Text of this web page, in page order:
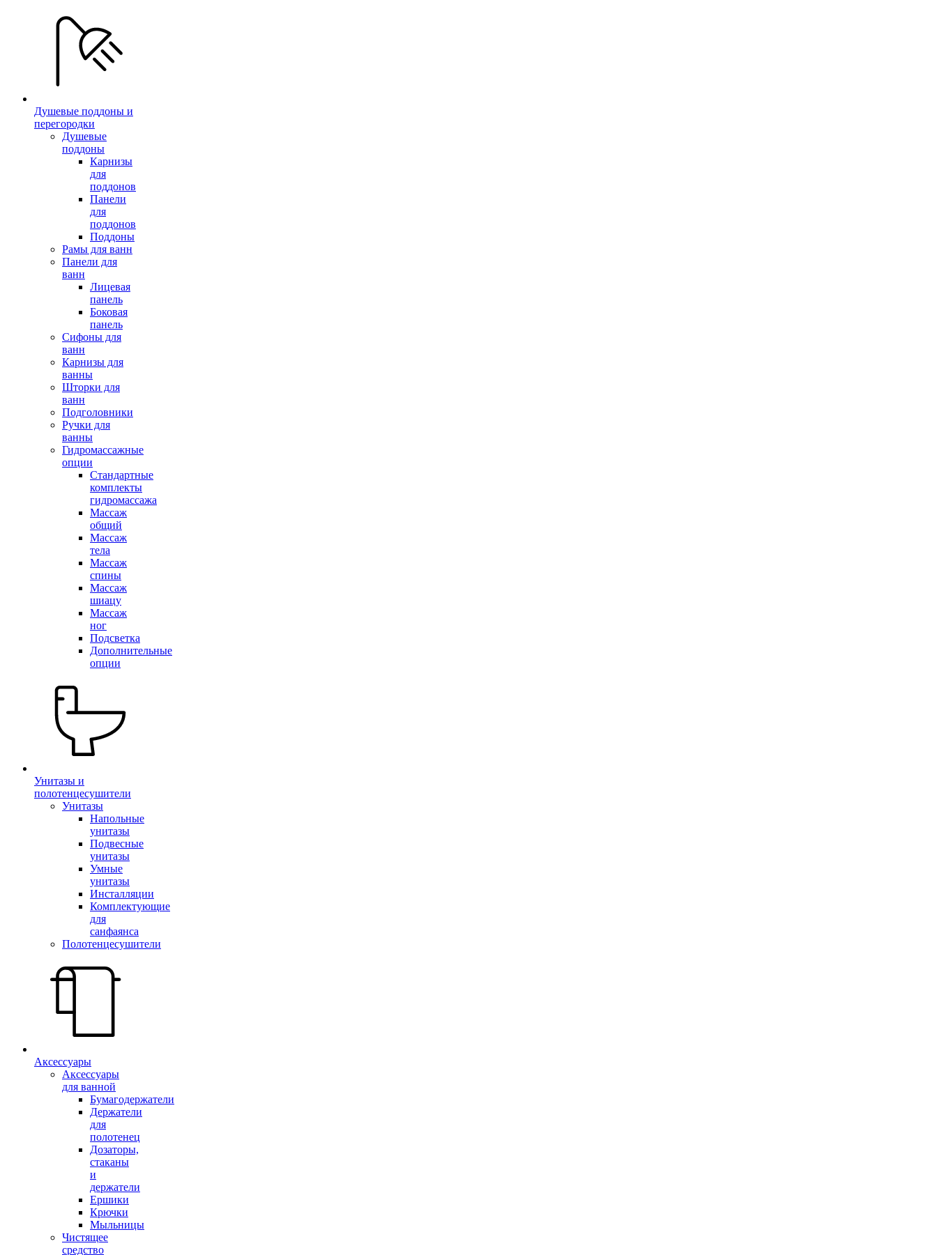
Душевые поддоны и
перегородки
Душевые
поддоны
Карнизы
для
поддонов
Панели
для
поддонов
Поддоны
Рамы для ванн
Панели для
ванн
Лицевая
панель
Боковая
панель
Сифоны для
ванн
Карнизы для
ванны
Шторки для
ванн
Подголовники
Ручки для
ванны
Гидромассажные
опции
Стандартные
комплекты
гидромассажа
Массаж
общий
Массаж
тела
Массаж
спины
Массаж
шиацу
Массаж
ног
Подсветка
Дополнительные
опции
Унитазы и
полотенцесушители
Унитазы
Напольные
унитазы
Подвесные
унитазы
Умные
унитазы
Инсталляции
Комплектующие
для
санфаянса
Полотенцесушители
Аксессуары
Аксессуары
для ванной
Бумагодержатели
Держатели
для
полотенец
Дозаторы,
стаканы
и
держатели
Ершики
Крючки
Мыльницы
Чистящее
средство